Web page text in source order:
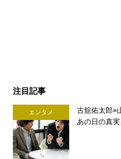
注目記事
エンタメ
古舘佑太郎×
あの日の真